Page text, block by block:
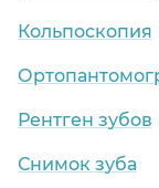
Кольпоскопия
Рентген зубов
Снимок зуба